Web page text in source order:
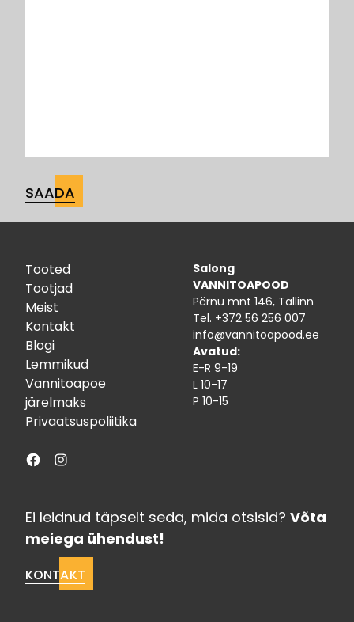
Tooted
Tootjad
Meist
Kontakt
Blogi
Lemmikud
Vannitoapoe
järelmaks
Privaatsuspoliitika
Facebook
Salong
VANNITOAPOOD
Pärnu mnt 146, Tallinn
Tel. +372 56 256 007
info@vannitoapood.ee
Avatud:
E-R 9-19
L 10-17
P 10-15
Ei leidnud täpselt seda, mida otsisid? Võta
meiega ühendust!
KONTAKT